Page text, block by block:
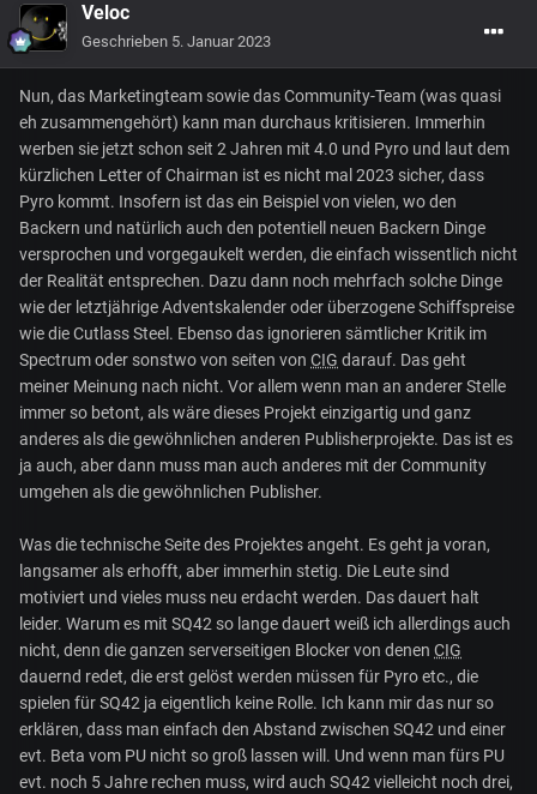
Veloc
Geschrieben 5. Januar 2023
Nun, das Marketingteam sowie das Community-Team (was quasi
eh zusammengehört) kann man durchaus kritisieren. Immerhin
werben sie jetzt schon seit 2 Jahren mit 4.0 und Pyro und laut dem
kürzlichen Letter of Chairman ist es nicht mal 2023 sicher, dass
Pyro kommt. Insofern ist das ein Beispiel von vielen, wo den
Backern und natürlich auch den potentiell neuen Backern Dinge
versprochen und vorgegaukelt werden, die einfach wissentlich nicht
der Realität entsprechen. Dazu dann noch mehrfach solche Dinge
wie der letztjährige Adventskalender oder überzogene Schiffspreise
wie die Cutlass Steel. Ebenso das ignorieren sämtlicher Kritik im
Spectrum oder sonstwo von seiten von CIG darauf. Das geht
meiner Meinung nach nicht. Vor allem wenn man an anderer Stelle
immer so betont, als wäre dieses Projekt einzigartig und ganz
anderes als die gewöhnlichen anderen Publisherprojekte. Das ist es
ja auch, aber dann muss man auch anderes mit der Community
umgehen als die gewöhnlichen Publisher.
Was die technische Seite des Projektes angeht. Es geht ja voran,
langsamer als erhofft, aber immerhin stetig. Die Leute sind
motiviert und vieles muss neu erdacht werden. Das dauert halt
leider. Warum es mit SQ42 so lange dauert weiß ich allerdings auch
nicht, denn die ganzen serverseitigen Blocker von denen CIG
dauernd redet, die erst gelöst werden müssen für Pyro etc., die
spielen für SQ42 ja eigentlich keine Rolle. Ich kann mir das nur so
erklären, dass man einfach den Abstand zwischen SQ42 und einer
evt. Beta vom PU nicht so groß lassen will. Und wenn man fürs PU
evt. noch 5 Jahre rechen muss, wird auch SQ42 vielleicht noch drei,